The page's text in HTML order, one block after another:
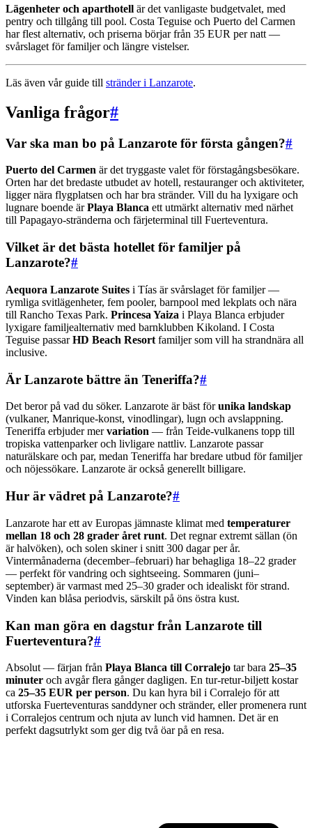
Lägenheter och aparthotell är det vanligaste budgetvalet, med
pentry och tillgång till pool. Costa Teguise och Puerto del Carmen
har flest alternativ, och priserna börjar från 35 EUR per natt —
svårslaget för familjer och längre vistelser.
Läs även vår guide till stränder i Lanzarote.
Vanliga frågor#
Var ska man bo på Lanzarote för första gången?#
Puerto del Carmen är det tryggaste valet för förstagångsbesökare.
Orten har det bredaste utbudet av hotell, restauranger och aktiviteter,
ligger nära flygplatsen och har bra stränder. Vill du ha lyxigare och
lugnare boende ärPlaya Blanca ett utmärkt alternativ med närhet
till Papagayo-stränderna och färjeterminal till Fuerteventura.
Vilket är det bästa hotellet för familjer på
Lanzarote?#
Aequora Lanzarote Suites i Tías är svårslaget för familjer —
rymliga svitlägenheter, fem pooler, barnpool med lekplats och nära
till Rancho Texas Park. Princesa Yaiza i Playa Blanca erbjuder
lyxigare familjealternativ med barnklubben Kikoland. I Costa
Teguise passarHD Beach Resort familjer som vill ha strandnära all
inclusive.
Är Lanzarote bättre än Teneriffa?#
Det beror på vad du söker. Lanzarote är bäst förunika landskap
(vulkaner, Manrique-konst, vinodlingar), lugn och avslappning.
Teneriffa erbjuder mervariation — från Teide-vulkanens topp till
tropiska vattenparker och livligare nattliv. Lanzarote passar
naturälskare och par, medan Teneriffa har bredare utbud för familjer
och nöjessökare. Lanzarote är också generellt billigare.
Hur är vädret på Lanzarote?#
Lanzarote har ett av Europas jämnaste klimat med temperaturer
mellan 18 och 28 grader året runt. Det regnar extremt sällan (ön
är halvöken), och solen skiner i snitt 300 dagar per år.
Vintermånaderna (december–februari) har behagliga 18–22 grader
— perfekt för vandring och sightseeing. Sommaren (juni–
september) är varmast med 25–30 grader och idealiskt för strand.
Vinden kan blåsa periodvis, särskilt på öns östra kust.
Kan man göra en dagstur från Lanzarote till
Fuerteventura?#
Absolut — färjan från Playa Blanca till Corralejo tar bara 25–35
minuter och avgår flera gånger dagligen. En tur-retur-biljett kostar
ca 25–35 EUR per person. Du kan hyra bil i Corralejo för att
utforska Fuerteventuras sanddyner och stränder, eller promenera runt
i Corralejos centrum och njuta av lunch vid hamnen. Det är en
perfekt dagsutrlykt som ger dig två öar på en resa.